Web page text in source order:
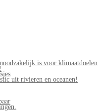
is voor klimaatdoelen
uit rivieren en oceanen!